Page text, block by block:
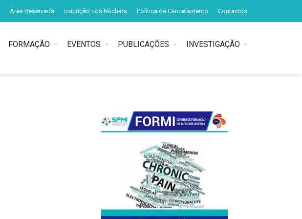
Área Reservada Inscrição nos Núcleos Política de Cancelamento Contactos
FORMAÇÃO EVENTOS PUBLICAÇÕES INVESTIGAÇÃO